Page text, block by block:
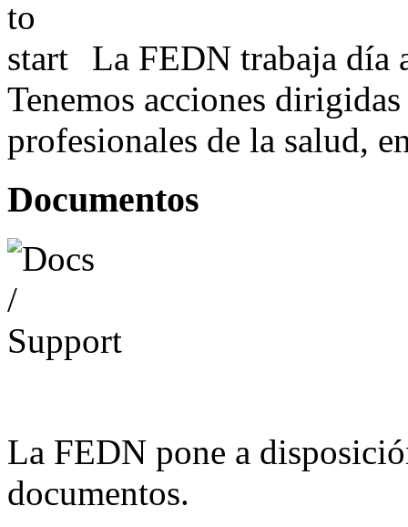
La FEDN trabaja día
Tenemos acciones
profesionales de la salud,
Documentos
La FEDN pone a
documentos.